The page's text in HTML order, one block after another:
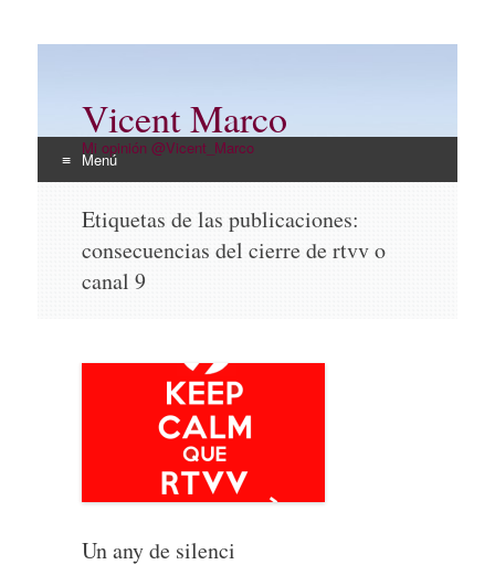
Vicent Marco
Mi opinión @Vicent_Marco
Menú
contenido
Etiquetas de las publicaciones:
consecuencias del cierre de rtvv o
canal 9
Un any de silenci